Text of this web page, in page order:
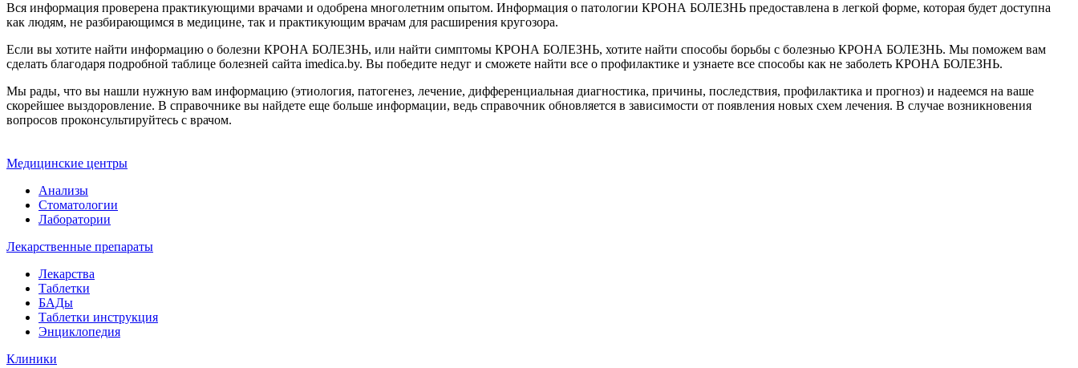
Вся информация проверена практикующими врачами и одобрена многолетним опытом. Информация о патологии КРОНА БОЛЕЗНЬ предоставлена в легкой форме, которая будет доступна
как людям, не разбирающимся в медицине, так и практикующим врачам для расширения кругозора.
Если вы хотите найти информацию о болезни КРОНА БОЛЕЗНЬ, или найти симптомы КРОНА БОЛЕЗНЬ, хотите найти способы борьбы с болезнью КРОНА БОЛЕЗНЬ. Мы поможем вам
сделать благодаря подробной таблице болезней сайта imedica.by. Вы победите недуг и сможете найти все о профилактике и узнаете все способы как не заболеть КРОНА БОЛЕЗНЬ.
Мы рады, что вы нашли нужную вам информацию (этиология, патогенез, лечение, дифференциальная диагностика, причины, последствия, профилактика и прогноз) и надеемся на ваше
скорейшее выздоровление. В справочнике вы найдете еще больше информации, ведь справочник обновляется в зависимости от появления новых схем лечения. В случае возникновения
вопросов проконсультируйтесь с врачом.
Медицинские центры
Анализы
Стоматологии
Лаборатории
Лекарственные препараты
Лекарства
Таблетки
БАДы
Таблетки инструкция
Энциклопедия
Клиники